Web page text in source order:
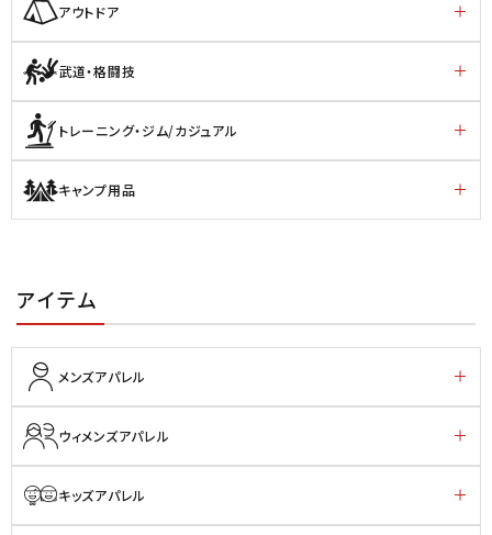
アウトドア
武道・格闘技
トレーニング・ジム/カジュアル
キャンプ用品
アイテム
メンズアパレル
ウィメンズアパレル
キッズアパレル